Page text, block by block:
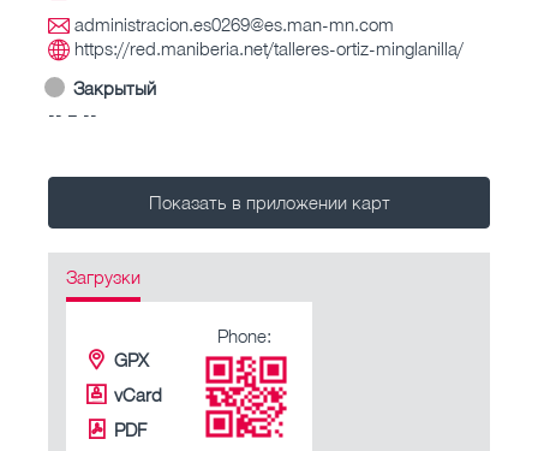
administracion.es0269@es.man-mn.com
https://red.maniberia.net/talleres-ortiz-minglanilla/
Закрытый
-- – --
Показать в приложении карт
Загрузки
GPX
vCard
PDF
Phone: